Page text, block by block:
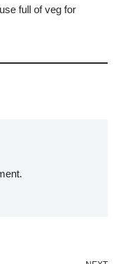
full of veg for